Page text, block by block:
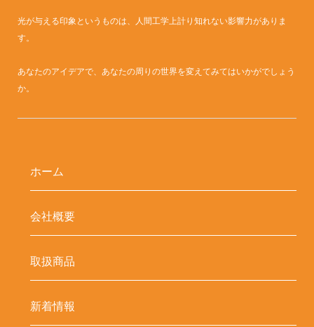
光が与える印象というものは、人間工学上計り知れない影響力がありま
す。
あなたのアイデアで、あなたの周りの世界を変えてみてはいかがでしょう
か。
ホーム
会社概要
取扱商品
新着情報